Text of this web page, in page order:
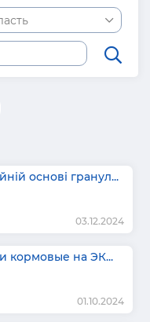
основі гранул...
03.12.2024
кормовые на ЭК...
01.10.2024